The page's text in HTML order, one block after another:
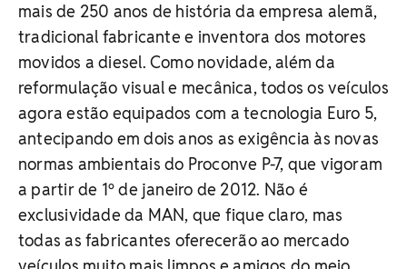
mais de 250 anos de história da empresa alemã,
tradicional fabricante e inventora dos motores
movidos a diesel. Como novidade, além da
reformulação visual e mecânica, todos os veículos
agora estão equipados com a tecnologia Euro 5,
antecipando em dois anos as exigência às novas
normas ambientais do Proconve P-7, que vigoram
a partir de 1º de janeiro de 2012. Não é
exclusividade da MAN, que fique claro, mas
todas as fabricantes oferecerão ao mercado